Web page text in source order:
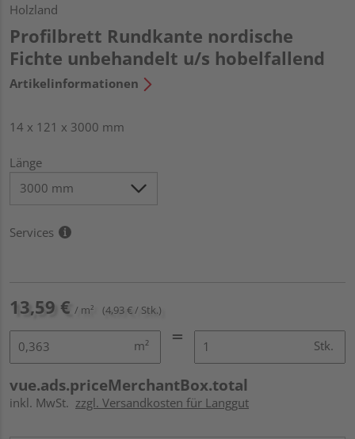
Holzland
Profilbrett Rundkante nordische
Fichte unbehandelt u/s hobelfallend
Artikelinformationen
14 x 121 x 3000 mm
Länge
Services
13,59 € / m² (4,93 € / Stk.)
m² Stk.
vue.ads.priceMerchantBox.total
inkl. MwSt. zzgl. Versandkosten für Langgut